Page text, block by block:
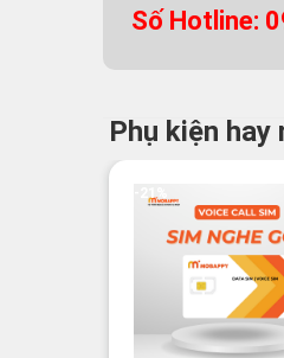
Số Hotline:
Phụ kiện hay
-21%